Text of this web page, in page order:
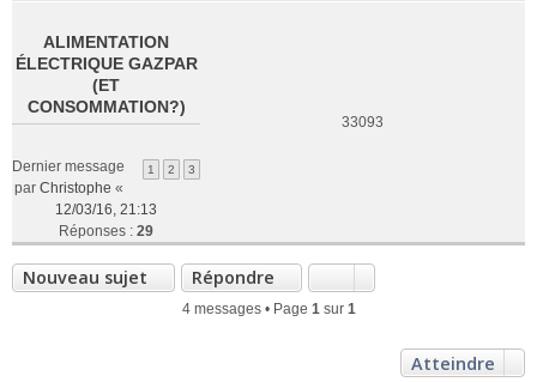
ALIMENTATION
ÉLECTRIQUE GAZPAR
(ET
CONSOMMATION?)
1 2 3
Dernier message
par Christophe «
12/03/16, 21:13
Réponses : 29
33093
Nouveau sujet Répondre
4 messages • Page 1sur 1
Atteindre